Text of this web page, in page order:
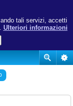
tali servizi, accetti
Ulteriori informazioni